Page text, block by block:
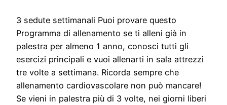
3 sedute settimanali Puoi provare questo
Programma di allenamento se ti alleni già in
palestra per almeno 1 anno, conosci tutti gli
esercizi principali e vuoi allenarti in sala attrezzi
tre volte a settimana. Ricorda sempre che
allenamento cardiovascolare non può mancare!
Se vieni in palestra più di 3 volte, nei giorni liberi